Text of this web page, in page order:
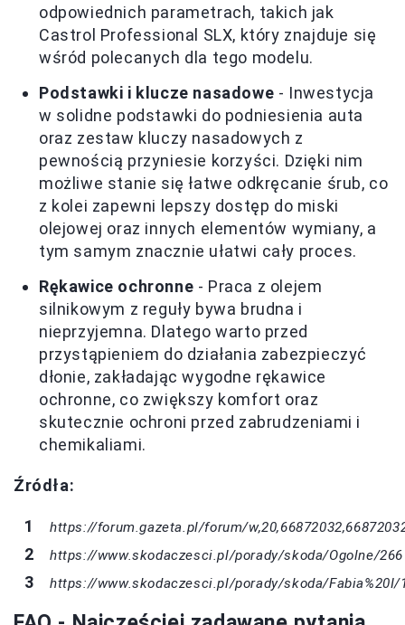
odpowiednich parametrach, takich jak
Castrol Professional SLX, który znajduje się
wśród polecanych dla tego modelu.
Podstawki i klucze nasadowe - Inwestycja
w solidne podstawki do podniesienia auta
oraz zestaw kluczy nasadowych z
pewnością przyniesie korzyści. Dzięki nim
możliwe stanie się łatwe odkręcanie śrub, co
z kolei zapewni lepszy dostęp do miski
olejowej oraz innych elementów wymiany, a
tym samym znacznie ułatwi cały proces.
Rękawice ochronne - Praca z olejem
silnikowym z reguły bywa brudna i
nieprzyjemna. Dlatego warto przed
przystąpieniem do działania zabezpieczyć
dłonie, zakładając wygodne rękawice
ochronne, co zwiększy komfort oraz
skutecznie ochroni przed zabrudzeniami i
chemikaliami.
Źródła:
https://forum.gazeta.pl/forum/
https://www.skodaczesci.pl/porady/skoda/Ogolne/266
https://www.skodaczesci.pl/porady/skoda/Fabia%20I/